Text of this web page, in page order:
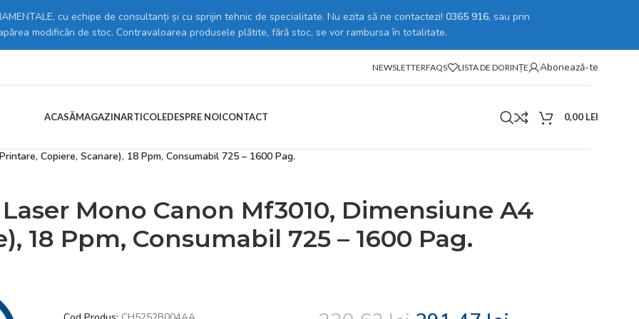
cu echipe de consultanți și cu sprijin tehnic de specialitate. Nu ezita să ne contactezi! 0365 916, sau prin
modificări de stoc. Contravaloarea produsele plătite, fără stoc, se vor rambursa în totalitate.
NEWSLETTERFAQS LISTA DE DORINȚE Abonează-te
ACASĂMAGAZINARTICOLEDESPRE NOICONTACT 0,00 LEI
Copiere, Scanare), 18 Ppm, Consumabil 725 – 1600 Pag.
Mono Canon Mf3010, Dimensiune A4
18 Ppm, Consumabil 725 – 1600 Pag.